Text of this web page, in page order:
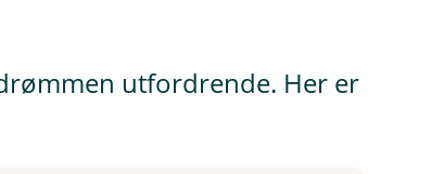
utfordrende. Her er